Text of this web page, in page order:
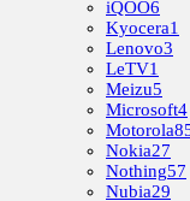
iQOO6
Kyocera1
Lenovo3
LeTV1
Meizu5
Microsoft4
Motorola
Nokia27
Nothing57
Nubia29